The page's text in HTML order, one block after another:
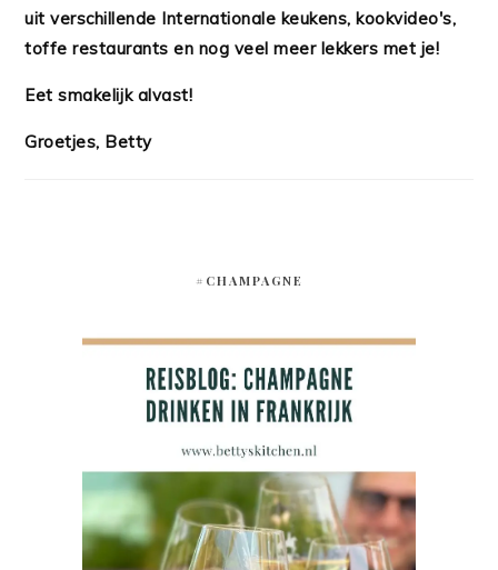
uit verschillende Internationale keukens, kookvideo's,
toffe restaurants en nog veel meer lekkers met je!
Eet smakelijk alvast!
Groetjes, Betty
#CHAMPAGNE